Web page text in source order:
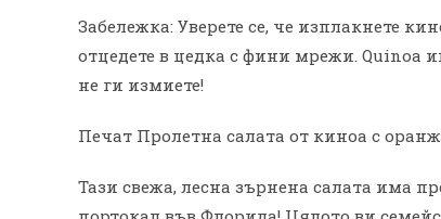
Забележка: Уверете се, че изплакнете
отцедете в цедка с фини мрежи. Quinoa
не ги измиете!
Печат Пролетна салата от киноа с
Тази свежа, лесна зърнена салата има